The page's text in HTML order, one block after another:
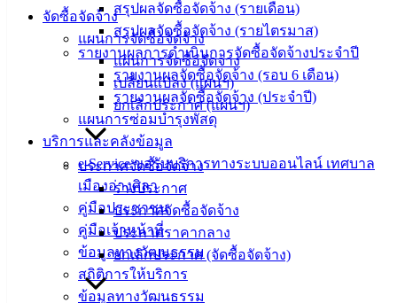
สรุปผลจัดซื้อจัดจ้าง (รายเดือน)
สรุปผลจัดซื้อจัดจ้าง (รายไตรมาส)
รายงานผลการดำเนินการจัดซื้อจัดจ้างประจำปี
รายงานผลจัดซื้อจัดจ้าง (รอบ 6 เดือน)
รายงานผลจัดซื้อจัดจ้าง (ประจำปี)
แผนการซ่อมบำรุงพัสดุ
บริการและคลังข้อมูล
e-Service ขอรับบริการทางระบบออนไลน์ เทศบาล
เมืองอ่างศิลา
คู่มือประชาชน
คู่มือเจ้าหน้าที่
ข้อมูลทางวัฒนธรรม
สถิติการให้บริการ
ข้อมูลทางวัฒนธรรม
จัดซื้อจัดจ้าง
แผนการจัดซื้อจัดจ้าง
แผนการจัดซื้อจัดจ้าง
เปลี่ยนแปลง (แผนฯ)
ยกเลิกประกาศ (แผนฯ)
ประกาศจัดซื้อจัดจ้าง
ร่างประกาศ
ประกาศจัดซื้อจัดจ้าง
ประกาศราคากลาง
ยกเลิกประกาศ (จัดซื้อจัดจ้าง)